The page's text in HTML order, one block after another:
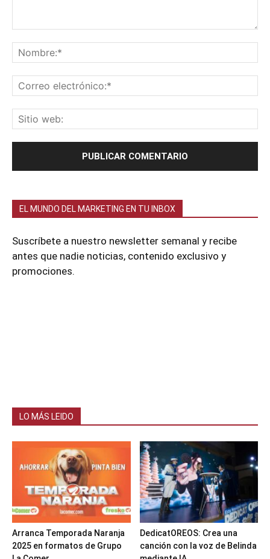
EL MUNDO DEL MARKETING EN TU INBOX
Suscríbete a nuestro newsletter semanal y recibe
antes que nadie noticias, contenido exclusivo y
promociones.
LO MÁS LEIDO
Arranca Temporada Naranja
2025 en formatos de Grupo
DedicatOREOS: Crea una
canción con la voz de Belinda